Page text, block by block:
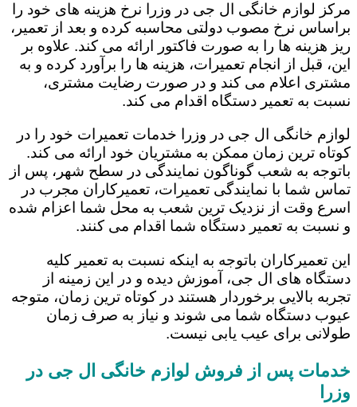
مرکز لوازم خانگی ال جی در وزرا نرخ هزینه های خود را
براساس نرخ مصوب دولتی محاسبه کرده و بعد از تعمیر،
ریز هزینه ها را به صورت فاکتور ارائه می کند. علاوه بر
این، قبل از انجام تعمیرات، هزینه ها را برآورد کرده و به
مشتری اعلام می کند و در صورت رضایت مشتری،
نسبت به تعمیر دستگاه اقدام می کند.
لوازم خانگی ال جی در وزرا خدمات تعمیرات خود را در
کوتاه ترین زمان ممکن به مشتریان خود ارائه می کند.
باتوجه به شعب گوناگون نمایندگی در سطح شهر، پس از
تماس شما با نمایندگی تعمیرات، تعمیرکاران مجرب در
اسرع وقت از نزدیک ترین شعب به محل شما اعزام شده
و نسبت به تعمیر دستگاه شما اقدام می کنند.
این تعمیرکاران باتوجه به اینکه نسبت به تعمیر کلیه
دستگاه های ال جی، آموزش دیده و در این زمینه از
تجربه بالایی برخوردار هستند در کوتاه ترین زمان، متوجه
عیوب دستگاه شما می شوند و نیاز به صرف زمان
طولانی برای عیب یابی نیست.
خدمات پس از فروش لوازم خانگی ال جی در
وزرا